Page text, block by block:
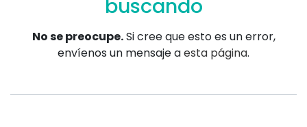
buscando
No se preocupe.Si cree que esto es un error,
envíenos un mensaje aesta página.